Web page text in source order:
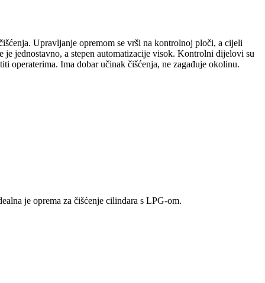
Upravljanje opremom se vrši na kontrolnoj ploči, a cijeli
je jednostavno, a stepen automatizacije visok. Kontrolni dijelovi su
operaterima. Ima dobar učinak čišćenja, ne zagađuje okolinu.
je oprema za čišćenje cilindara s LPG-om.